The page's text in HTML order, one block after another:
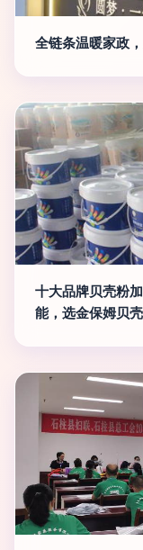
全链条温暖家政
十大品牌贝壳粉
能，选金保姆贝